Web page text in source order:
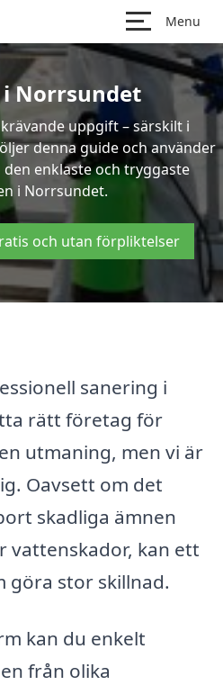
Menu
i Norrsundet
uppgift – särskilt i
denna guide och använder
enklaste och tryggaste
i Norrsundet.
och utan förpliktelser
sanering i
rätt företag för
utmaning, men vi är
Oavsett om det
skadliga ämnen
vattenskador, kan ett
göra stor skillnad.
kan du enkelt
från olika